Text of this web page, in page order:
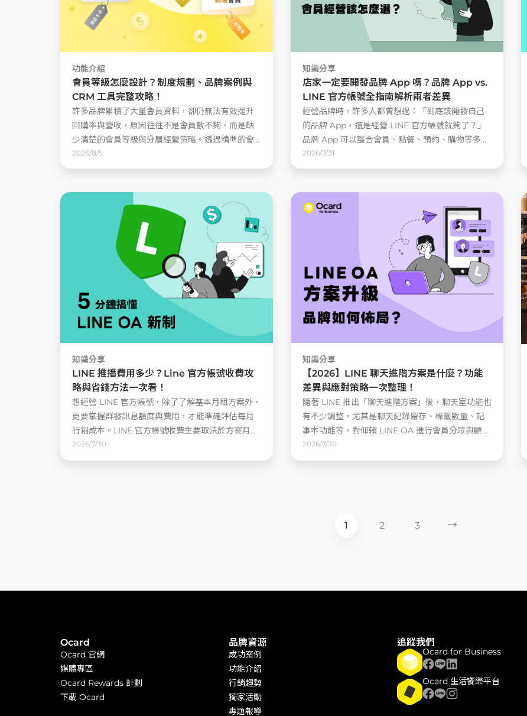
功能介紹
會員等級怎麼設計？制度規劃、品牌案例與
CRM 工具完整攻略！
許多品牌累積了大量會員資料，卻仍無法有效提升
回購率與營收，原因往往不是會員數不夠，而是缺
少清楚的會員等級與分層經營策略。透過精準的會
員等級制度與顧客分層分眾，品牌不只能識別出高
價值顧客，還能根據他們的行為、價值與偏好，設
2026/8/5
知識分享
店家一定要開發品牌 App 嗎？品牌 App vs.
LINE 官方帳號全指南解析兩者差異
經營品牌時，許多人都曾想過：「到底該開發自己
的品牌 App，還是經營 LINE 官方帳號就夠了？」
品牌 App 可以整合會員、點餐、預約、購物等多元
服務，打造完整的品牌體驗，也能成為品牌專屬的
數位門面；而 LINE 官方帳號則因為使用門檻低、消
2026/7/31
知識分享
LINE 推播費用多少？Line 官方帳號收費攻
略與省錢方法一次看！
想經營 LINE 官方帳號，除了了解基本月租方案外，
更要掌握群發訊息額度與費用，才能準確評估每月
行銷成本。LINE 官方帳號收費主要取決於方案月
費、免費訊息則數、好友數與推播頻率，當品牌好
友數增加、活動檔期變多 ......
2026/7/30
知識分享
【2026】LINE 聊天進階方案是什麼？功能
差異與應對策略一次整理！
隨著 LINE 推出「聊天進階方案」後，聊天室功能也
有不少調整，尤其是聊天紀錄留存、標籤數量、記
事本功能等，對仰賴 LINE OA 進行會員分眾與顧客
管理的品牌來說影響相當大 ......
2026/7/30
1 2 3 →
Ocard
Ocard 官網
媒體專區
Ocard Rewards 計劃
下載 Ocard
品牌資源
成功案例
功能介紹
行銷趨勢
獨家活動
專題報導
追蹤我們
Ocard for Business
Ocard 生活饗樂平台